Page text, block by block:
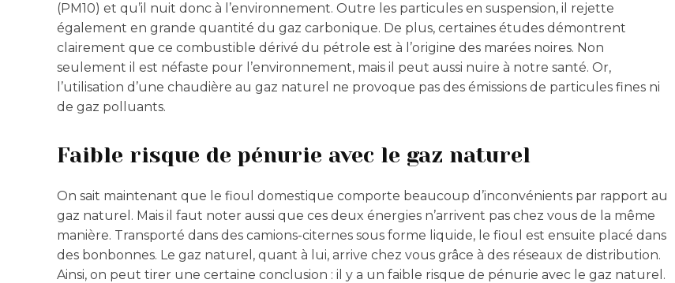
(PM10) et qu’il nuit donc à l’environnement. Outre les particules en suspension, il rejette
également en grande quantité du gaz carbonique. De plus, certaines études démontrent
clairement que ce combustible dérivé du pétrole est à l’origine des marées noires. Non
seulement il est néfaste pour l’environnement, mais il peut aussi nuire à notre santé. Or,
l’utilisation d’une chaudière au gaz naturel ne provoque pas des émissions de particules fines ni
de gaz polluants.
Faible risque de pénurie avec le gaz naturel
On sait maintenant que le fioul domestique comporte beaucoup d’inconvénients par rapport au
gaz naturel. Mais il faut noter aussi que ces deux énergies n’arrivent pas chez vous de la même
manière. Transporté dans des camions-citernes sous forme liquide, le fioul est ensuite placé dans
des bonbonnes. Le gaz naturel, quant à lui, arrive chez vous grâce à des réseaux de distribution.
Ainsi, on peut tirer une certaine conclusion : il y a un faible risque de pénurie avec le gaz naturel.